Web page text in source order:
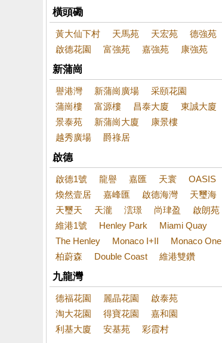
橫頭磡
黃大仙下村 天馬苑 天宏苑
德強苑
啟德花園
富強苑 嘉強苑 康強苑
新蒲崗
譽港灣 新蒲崗廣場
采頤花園
蒲崗樓
富源樓 昌泰大廈
東誠大廈
景泰苑
新蒲崗大廈
康景樓
越秀廣場
爵祿居
啟德
啟德1號 龍譽 嘉匯 天寰
OASIS
煥然壹居
嘉峰匯 啟德海灣
天璽海
天璽天
天瀧 澐璟 尚珒盈
啟朗苑
維港1號
Henley Park
Miami Quay
The Henley
Monaco I+II
Monaco One
柏蔚森
Double Coast 維港雙鑽
九龍灣
德福花園 麗晶花園
啟泰苑
淘大花園
得寶花園
嘉和園
利基大廈
安基苑 彩霞村